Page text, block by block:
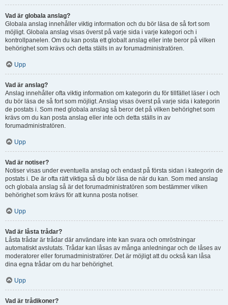
Vad är globala anslag?
Globala anslag innehåller viktig information och du bör läsa de så fort som
möjligt. Globala anslag visas överst på varje sida i varje kategori och i
kontrollpanelen. Om du kan posta ett globalt anslag eller inte beror på vilken
behörighet som krävs och detta ställs in av forumadministratören.
Upp
Vad är anslag?
Anslag innehåller ofta viktig information om kategorin du för tillfället läser i och
du bör läsa de så fort som möjligt. Anslag visas överst på varje sida i kategorin
de postats i. Som med globala anslag så beror det på vilken behörighet som
krävs om du kan posta anslag eller inte och detta ställs in av
forumadministratören.
Upp
Vad är notiser?
Notiser visas under eventuella anslag och endast på första sidan i kategorin de
postats i. De är ofta rätt viktiga så du bör läsa de när du kan. Som med anslag
och globala anslag så är det forumadministratören som bestämmer vilken
behörighet som krävs för att kunna posta notiser.
Upp
Vad är låsta trådar?
Låsta trådar är trådar där användare inte kan svara och omröstningar
automatiskt avslutats. Trådar kan låsas av många anledningar och de låses av
moderatorer eller forumadministratörer. Det är möjligt att du också kan låsa
dina egna trådar om du har behörighet.
Upp
Vad är trådikoner?